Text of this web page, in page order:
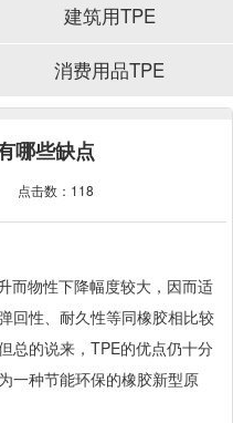
建筑用TPE
消费用品TPE
哪些缺点
点击数： 118
而物性下降幅度较大，因而适
回性、耐久性等同橡胶相比较
总的说来，TPE的优点仍十分
一种节能环保的橡胶新型原